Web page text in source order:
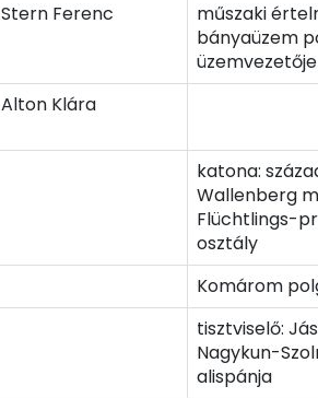
Stern Ferenc
műszaki
bányaüzem
üzemvezetője
Alton Klára
katona:
Wallenberg
Flüchtlings-
osztály
Komárom
tisztviselő:
Nagykun-
alispánja